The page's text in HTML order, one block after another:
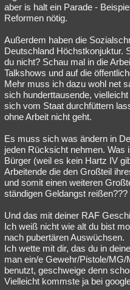
aber is halt ein Parade -
Reformen nötig.
Außerdem haben die
Deutschland Höchstkonjuktur.
du nicht? Schau mal in die
Talkshows und auf die
Mehr muss ich dazu wohl net
sich hunderttausende,
sich vom Staat durchfüttern
ohne Arbeit nicht geht.
Es muss sich was ändern in
jeden Rücksicht nehmen. Was
Bürger (weil es kein Hartz IV
Arbeitende die den Großteil
und somit einen weiteren
ständigen Geldangst reißen???
Und das mit deiner RAF
Ich weiß nicht wie alt du bist
nach pubertären Auswüchsen.
Ich wette mit dir, das du in
man ein/e Gewehr/Pistole/
benutzt, geschweige denn
Vielleicht kommste ja bei